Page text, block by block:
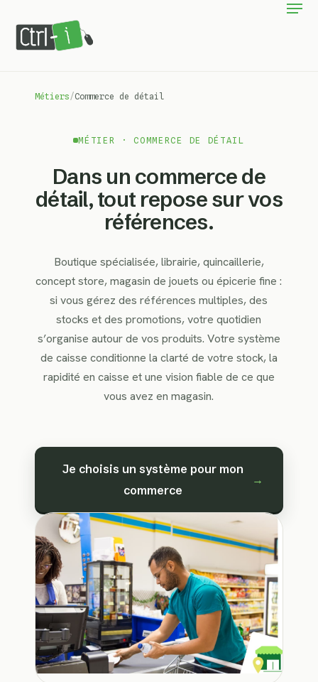
main
Métiers/Commerce de détail
MÉTIER · COMMERCE DE DÉTAIL
Dans un commerce de
détail, tout repose sur vos
références.
Boutique spécialisée, librairie, quincaillerie,
concept store, magasin de jouets ou épicerie fine :
si vous gérez des références multiples, des
stocks et des promotions, votre quotidien
s’organise autour de vos produits. Votre système
de caisse conditionne la clarté de votre stock, la
rapidité en caisse et une vision fiable de ce que
vous avez en magasin.
Je choisis un système pour mon
commerce
→